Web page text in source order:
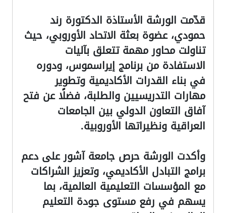
قدّمت الورشة الأستاذة الدكتورة رند
حمودي، عضوة بعثة الاتحاد الأوروبي، حيث
تناولت محاور مهمة تتعلق بآليات
الاستفادة من برنامج إيراسموس، ودوره
في بناء القدرات الأكاديمية وتطوير
مهارات التدريسيين والطلبة، فضلًا عن فتح
آفاق التعاون الدولي بين الجامعات
العراقية ونظيراتها الأوروبية.
وأكدت الورشة حرص جامعة آشور على دعم
برامج التبادل الأكاديمي، وتعزيز الشراكات
مع المؤسسات التعليمية العالمية، بما
يسهم في رفع مستوى جودة التعليم